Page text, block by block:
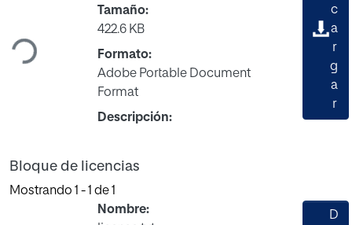
Cargando...
Tamaño:
422.6 KB
Formato:
Adobe Portable Document
Format
Descripción:
c
a
r
g
a
r
Bloque de licencias
Mostrando 1 - 1 de 1
Nombre:
D